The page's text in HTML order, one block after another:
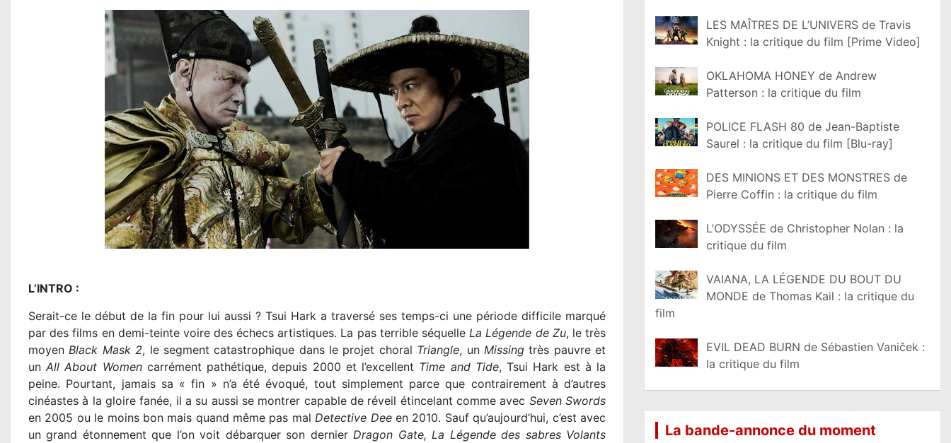
L’INTRO :
Serait-ce le début de la fin pour lui aussi ? Tsui Hark a traversé ses temps-ci une période difficile marqué
par des films en demi-teinte voire des échecs artistiques. La pas terrible séquelleLa Légende de Zu, le très
moyenBlack Mask 2, le segment catastrophique dans le projet choral Triangle, un Missingtrès pauvre et
unAll About Womencarrément pathétique, depuis 2000 et l’excellent Time and Tide, Tsui Hark est à la
peine. Pourtant, jamais sa « fin » n’a été évoqué, tout simplement parce que contrairement à d’autres
cinéastes à la gloire fanée, il a su aussi se montrer capable de réveil étincelant comme avec Seven Swords
en 2005 ou le moins bon mais quand même pas malDetective Deeen 2010. Sauf qu’aujourd’hui, c’est avec
un grand étonnement que l’on voit débarquer son dernierDragon Gate, La Légende des sabres Volants
LES MAÎTRES DE L’UNIVERS de Travis
Knight : la critique du film [Prime Video]
OKLAHOMA HONEY de Andrew
Patterson : la critique du film
POLICE FLASH 80 de Jean-Baptiste
Saurel : la critique du film [Blu-ray]
DES MINIONS ET DES MONSTRES de
Pierre Coffin : la critique du film
L’ODYSSÉE de Christopher Nolan : la
critique du film
VAIANA, LA LÉGENDE DU BOUT DU
MONDE de Thomas Kail : la critique du
film
EVIL DEAD BURN de Sébastien Vaniček :
la critique du film
La bande-annonce du moment